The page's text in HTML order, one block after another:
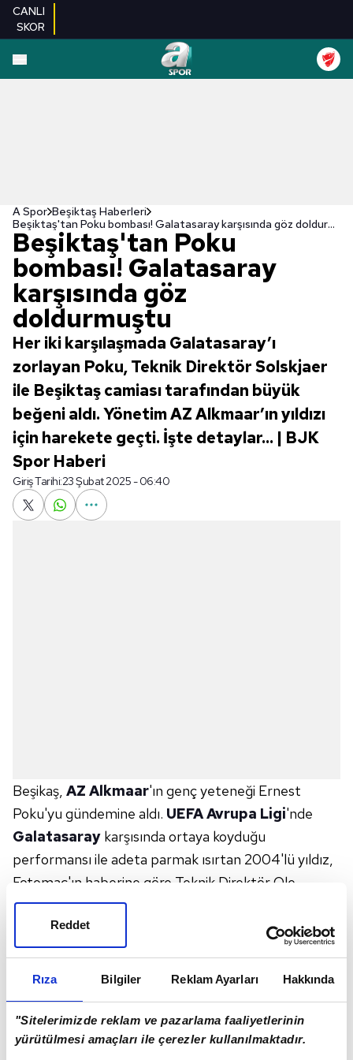
Rıza Bilgiler Reklam Ayarları Hakkında
"Sitelerimizde reklam ve pazarlama faaliyetlerinin
yürütülmesi amaçları ile çerezler kullanılmaktadır.
Reddet
CANLI
SKOR
A Spor Beşiktaş Haberleri
Beşiktaş'tan Poku bombası! Galatasaray karşısında göz doldurmuştu
Beşiktaş'tan Poku
bombası! Galatasaray
karşısında göz
doldurmuştu
Her iki karşılaşmada Galatasaray’ı
zorlayan Poku, Teknik Direktör Solskjaer
ile Beşiktaş camiası tarafından büyük
beğeni aldı. Yönetim AZ Alkmaar’ın yıldızı
için harekete geçti. İşte detaylar... | BJK
Spor Haberi
Giriş Tarihi:23 Şubat 2025 - 06:40
Beşikaş, AZ Alkmaar'ın genç yeteneği Ernest
Poku'yu gündemine aldı. UEFA Avrupa Ligi'nde
Galatasaray karşısında ortaya koyduğu
performansı ile adeta parmak ısırtan 2004'lü yıldız,
Fotomaç'ın haberine göre Teknik Direktör Ole
Gunnar Solskjaer'dan tam not aldı. Norveçli
çalıştırıcı, her iki kanatta da oynayabilen
Ganaasıllı
Hollandalı oyuncuyu önümüzdeki sezon mutlaka
kadrosunda görmek istediğini siyah-beyazlı
yöneticilere iletti. Genç futbolcu 1,5 milyon Euro'luk
bonservisiyle dikkat çekiyor.
TARAFTAR POKU'YU İSTİYOR